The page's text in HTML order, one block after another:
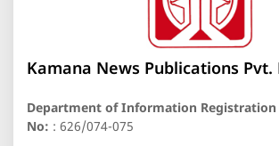
Kamana News Publications Pvt.
Department of Information Registration
No: : 626/074-075